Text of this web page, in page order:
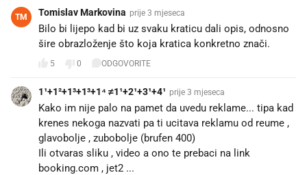
TM Tomislav Markovina prije 3 mjeseca
Bilo bi lijepo kad bi uz svaku kraticu dali opis, odnosno
šire obrazloženje što koja kratica konkretno znači.
5 0 ODGOVORITE
1¹+1²+1³+1³+1⁴ ≠1¹+2¹+3¹+4¹ prije 3 mjeseca
Kako im nije palo na pamet da uvedu reklame... tipa kad
krenes nekoga nazvati pa ti ucitava reklamu od reume ,
glavobolje , zubobolje (brufen 400)
Ili otvaras sliku , video a ono te prebaci na link
booking.com , jet2 ...